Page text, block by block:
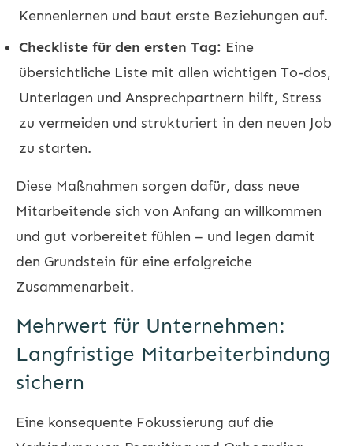
Kennenlernen und baut erste Beziehungen auf.
Checkliste für den ersten Tag: Eine
übersichtliche Liste mit allen wichtigen To-dos,
Unterlagen und Ansprechpartnern hilft, Stress
zu vermeiden und strukturiert in den neuen Job
zu starten.
Diese Maßnahmen sorgen dafür, dass neue
Mitarbeitende sich von Anfang an willkommen
und gut vorbereitet fühlen – und legen damit
den Grundstein für eine erfolgreiche
Zusammenarbeit.
Mehrwert für Unternehmen:
Langfristige Mitarbeiterbindung
sichern
Eine konsequente Fokussierung auf die